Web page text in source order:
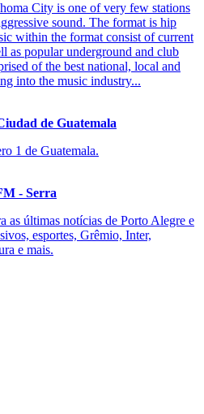
City is one of very few stations
sound. The format is hip
within the format consist of current
as popular underground and club
of the best national, local and
into the music industry...
de Guatemala
1 de Guatemala.
- Serra
as últimas notícias de Porto Alegre e
esportes, Grêmio, Inter,
e mais.